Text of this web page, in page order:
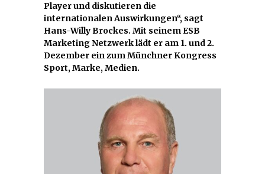
Player und diskutieren die
internationalen Auswirkungen“, sagt
Hans-Willy Brockes. Mit seinem ESB
Marketing Netzwerk lädt er am 1. und 2.
Dezember ein zum Münchner Kongress
Sport, Marke, Medien.